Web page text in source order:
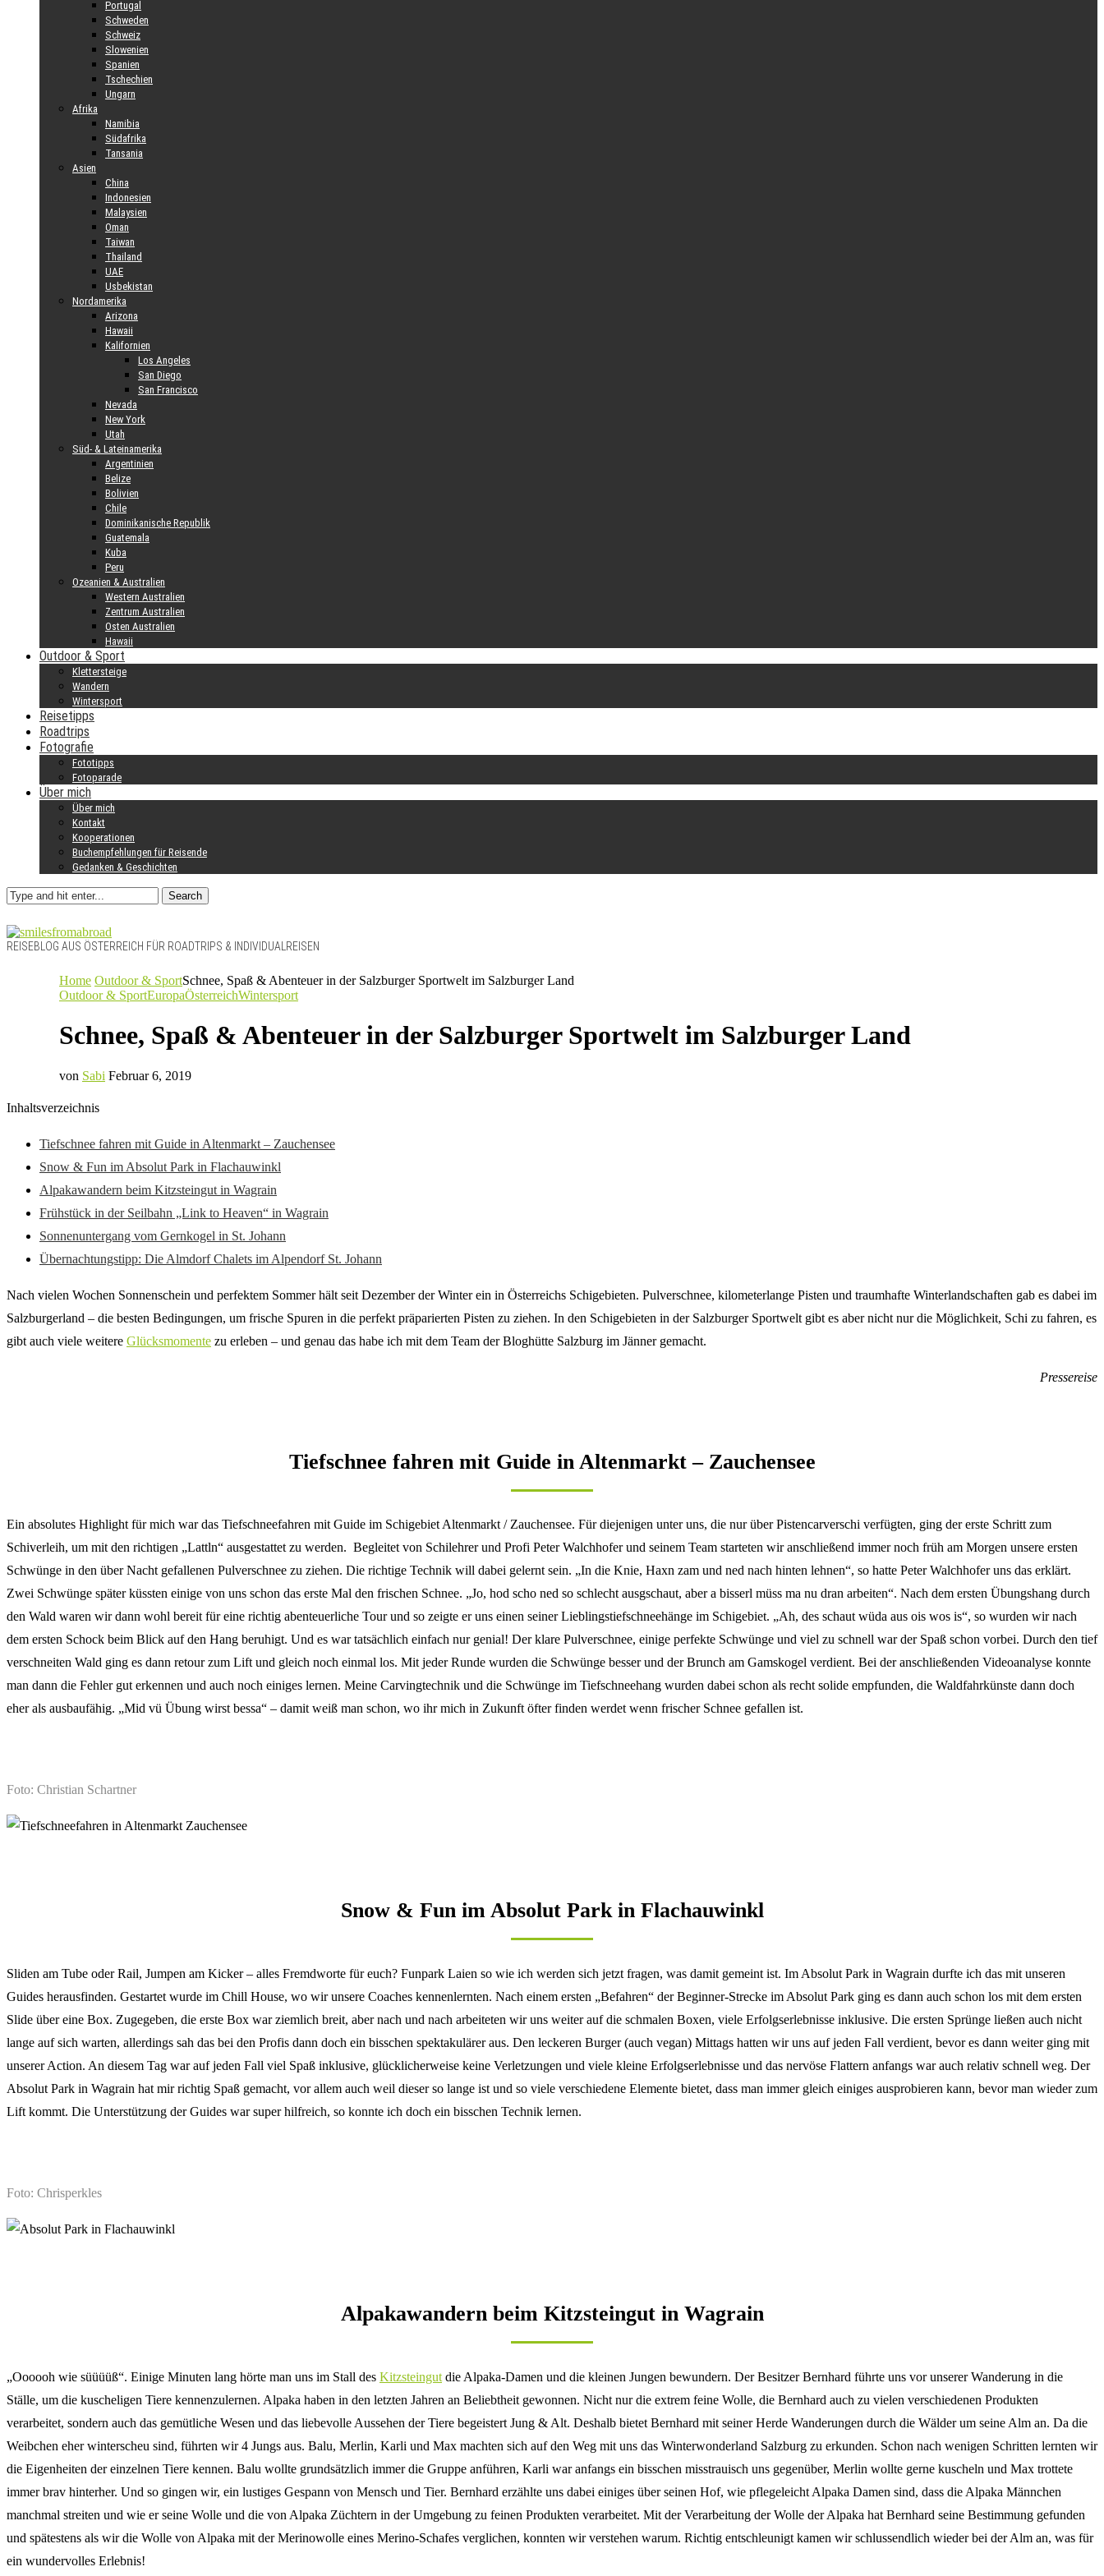
Portugal
Schweden
Schweiz
Slowenien
Spanien
Tschechien
Ungarn
Afrika
Namibia
Südafrika
Tansania
Asien
China
Indonesien
Malaysien
Oman
Taiwan
Thailand
UAE
Usbekistan
Nordamerika
Arizona
Hawaii
Kalifornien
Los Angeles
San Diego
San Francisco
Nevada
New York
Utah
Süd- & Lateinamerika
Argentinien
Belize
Bolivien
Chile
Dominikanische Republik
Guatemala
Kuba
Peru
Ozeanien & Australien
Western Australien
Zentrum Australien
Osten Australien
Hawaii
Outdoor & Sport
Klettersteige
Wandern
Wintersport
Reisetipps
Roadtrips
Fotografie
Fototipps
Fotoparade
Über mich
Über mich
Kontakt
Kooperationen
Buchempfehlungen für Reisende
Gedanken & Geschichten
Search
REISEBLOG AUS ÖSTERREICH FÜR ROADTRIPS & INDIVIDUALREISEN
Home Outdoor & SportSchnee, Spaß & Abenteuer in der Salzburger Sportwelt im Salzburger Land
Outdoor & SportEuropaÖsterreichWintersport
Schnee, Spaß & Abenteuer in der Salzburger Sportwelt im Salzburger Land
von Sabi Februar 6, 2019
Inhaltsverzeichnis
Tiefschnee fahren mit Guide in Altenmarkt – Zauchensee
Snow & Fun im Absolut Park in Flachauwinkl
Alpakawandern beim Kitzsteingut in Wagrain
Frühstück in der Seilbahn „Link to Heaven“ in Wagrain
Sonnenuntergang vom Gernkogel in St. Johann
Übernachtungstipp: Die Almdorf Chalets im Alpendorf St. Johann
Nach vielen Wochen Sonnenschein und perfektem Sommer hält seit Dezember der Winter ein in Österreichs Schigebieten. Pulverschnee, kilometerlange Pisten und traumhafte Winterlandschaften gab es dabei im
Salzburgerland – die besten Bedingungen, um frische Spuren in die perfekt präparierten Pisten zu ziehen. In den Schigebieten in der Salzburger Sportwelt gibt es aber nicht nur die Möglichkeit, Schi zu fahren, es
gibt auch viele weitere Glücksmomente zu erleben – und genau das habe ich mit dem Team der Bloghütte Salzburg im Jänner gemacht.
Pressereise
Tiefschnee fahren mit Guide in Altenmarkt – Zauchensee
Ein absolutes Highlight für mich war das Tiefschneefahren mit Guide im Schigebiet Altenmarkt / Zauchensee. Für diejenigen unter uns, die nur über Pistencarverschi verfügten, ging der erste Schritt zum
Schiverleih, um mit den richtigen „Lattln“ ausgestattet zu werden. Begleitet von Schilehrer und Profi Peter Walchhofer und seinem Team starteten wir anschließend immer noch früh am Morgen unsere ersten
Schwünge in den über Nacht gefallenen Pulverschnee zu ziehen. Die richtige Technik will dabei gelernt sein. „In die Knie, Haxn zam und ned nach hinten lehnen“, so hatte Peter Walchhofer uns das erklärt.
Zwei Schwünge später küssten einige von uns schon das erste Mal den frischen Schnee. „Jo, hod scho ned so schlecht ausgschaut, aber a bisserl müss ma nu dran arbeiten“. Nach dem ersten Übungshang durch
den Wald waren wir dann wohl bereit für eine richtig abenteuerliche Tour und so zeigte er uns einen seiner Lieblingstiefschneehänge im Schigebiet. „Ah, des schaut wüda aus ois wos is“, so wurden wir nach
dem ersten Schock beim Blick auf den Hang beruhigt. Und es war tatsächlich einfach nur genial! Der klare Pulverschnee, einige perfekte Schwünge und viel zu schnell war der Spaß schon vorbei. Durch den tief
verschneiten Wald ging es dann retour zum Lift und gleich noch einmal los. Mit jeder Runde wurden die Schwünge besser und der Brunch am Gamskogel verdient. Bei der anschließenden Videoanalyse konnte
man dann die Fehler gut erkennen und auch noch einiges lernen. Meine Carvingtechnik und die Schwünge im Tiefschneehang wurden dabei schon als recht solide empfunden, die Waldfahrkünste dann doch
eher als ausbaufähig. „Mid vü Übung wirst bessa“ – damit weiß man schon, wo ihr mich in Zukunft öfter finden werdet wenn frischer Schnee gefallen ist.
Foto: Christian Schartner
Snow & Fun im Absolut Park in Flachauwinkl
Sliden am Tube oder Rail, Jumpen am Kicker – alles Fremdworte für euch? Funpark Laien so wie ich werden sich jetzt fragen, was damit gemeint ist. Im Absolut Park in Wagrain durfte ich das mit unseren
Guides herausfinden. Gestartet wurde im Chill House, wo wir unsere Coaches kennenlernten. Nach einem ersten „Befahren“ der Beginner-Strecke im Absolut Park ging es dann auch schon los mit dem ersten
Slide über eine Box. Zugegeben, die erste Box war ziemlich breit, aber nach und nach arbeiteten wir uns weiter auf die schmalen Boxen, viele Erfolgserlebnisse inklusive. Die ersten Sprünge ließen auch nicht
lange auf sich warten, allerdings sah das bei den Profis dann doch ein bisschen spektakulärer aus. Den leckeren Burger (auch vegan) Mittags hatten wir uns auf jeden Fall verdient, bevor es dann weiter ging mit
unserer Action. An diesem Tag war auf jeden Fall viel Spaß inklusive, glücklicherweise keine Verletzungen und viele kleine Erfolgserlebnisse und das nervöse Flattern anfangs war auch relativ schnell weg. Der
Absolut Park in Wagrain hat mir richtig Spaß gemacht, vor allem auch weil dieser so lange ist und so viele verschiedene Elemente bietet, dass man immer gleich einiges ausprobieren kann, bevor man wieder zum
Lift kommt. Die Unterstützung der Guides war super hilfreich, so konnte ich doch ein bisschen Technik lernen.
Foto: Chrisperkles
Alpakawandern beim Kitzsteingut in Wagrain
„Oooooh wie süüüüß“. Einige Minuten lang hörte man uns im Stall des Kitzsteingut die Alpaka-Damen und die kleinen Jungen bewundern. Der Besitzer Bernhard führte uns vor unserer Wanderung in die
Ställe, um die kuscheligen Tiere kennenzulernen. Alpaka haben in den letzten Jahren an Beliebtheit gewonnen. Nicht nur die extrem feine Wolle, die Bernhard auch zu vielen verschiedenen Produkten
verarbeitet, sondern auch das gemütliche Wesen und das liebevolle Aussehen der Tiere begeistert Jung & Alt. Deshalb bietet Bernhard mit seiner Herde Wanderungen durch die Wälder um seine Alm an. Da die
Weibchen eher winterscheu sind, führten wir 4 Jungs aus. Balu, Merlin, Karli und Max machten sich auf den Weg mit uns das Winterwonderland Salzburg zu erkunden. Schon nach wenigen Schritten lernten wir
die Eigenheiten der einzelnen Tiere kennen. Balu wollte grundsätzlich immer die Gruppe anführen, Karli war anfangs ein bisschen misstrauisch uns gegenüber, Merlin wollte gerne kuscheln und Max trottete
immer brav hinterher. Und so gingen wir, ein lustiges Gespann von Mensch und Tier. Bernhard erzählte uns dabei einiges über seinen Hof, wie pflegeleicht Alpaka Damen sind, dass die Alpaka Männchen
manchmal streiten und wie er seine Wolle und die von Alpaka Züchtern in der Umgebung zu feinen Produkten verarbeitet. Mit der Verarbeitung der Wolle der Alpaka hat Bernhard seine Bestimmung gefunden
und spätestens als wir die Wolle von Alpaka mit der Merinowolle eines Merino-Schafes verglichen, konnten wir verstehen warum. Richtig entschleunigt kamen wir schlussendlich wieder bei der Alm an, was für
ein wundervolles Erlebnis!